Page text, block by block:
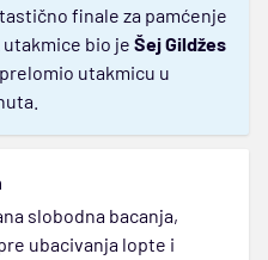
finale za pamćenje
bio je Šej Gildžes
utakmicu u
slobodna bacanja,
ubacivanja lopte i